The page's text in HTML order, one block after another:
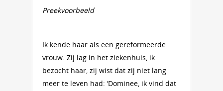
Preekvoorbeeld
Ik kende haar als een gereformeerde
vrouw. Zij lag in het ziekenhuis, ik
bezocht haar, zij wist dat zij niet lang
meer te leven had: ‘Dominee, ik vind dat